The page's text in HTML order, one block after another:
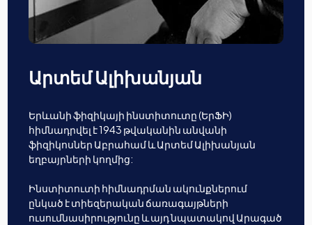
Արտեմ Ալիխանյան
Երևանի ֆիզիկայի ինստիտուտը (ԵրՖԻ)
հիմնադրվել է 1943 թվականին անվանի
ֆիզիկոսներ Աբրահամ և Արտեմ Ալիխանյան
եղբայրների կողմից:
Ինստիտուտի հիմնադրման ակունքներում
ընկած է տիեզերական ճառագայթների
ուսումնասիրությունը և այդ նպատակով Արագած